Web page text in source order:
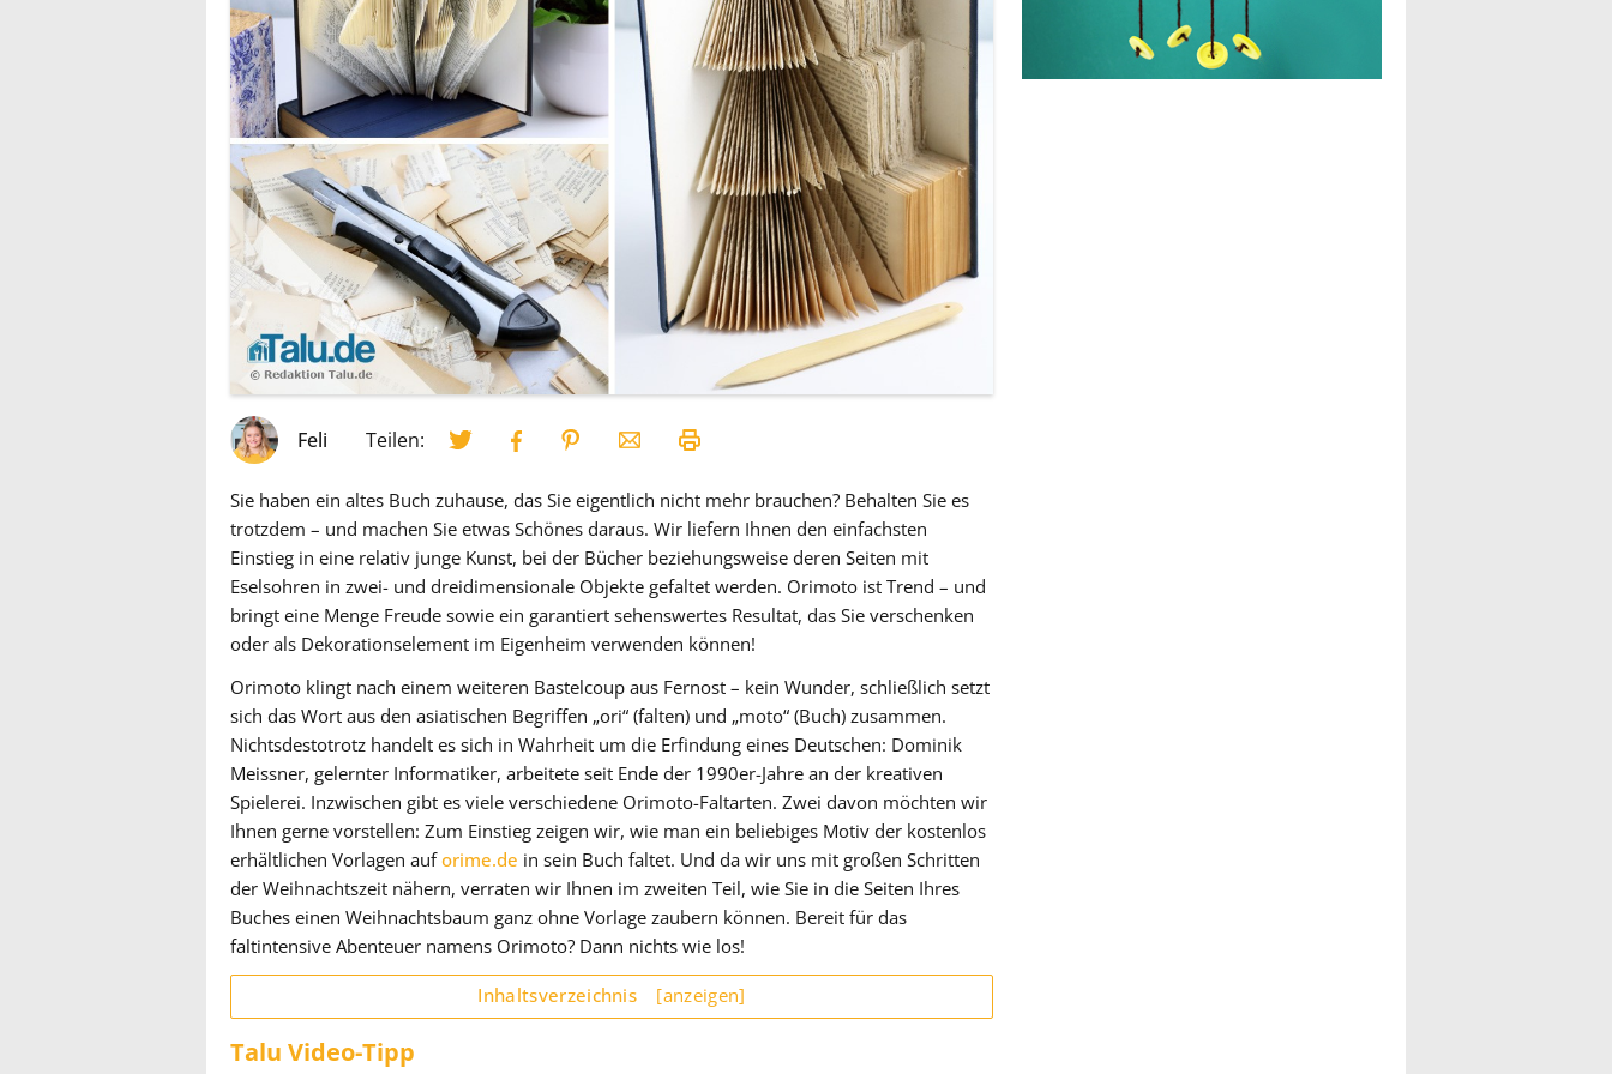
Feli Teilen:
Sie haben ein altes Buch zuhause, das Sie eigentlich nicht mehr brauchen? Behalten Sie es
trotzdem – und machen Sie etwas Schönes daraus. Wir liefern Ihnen den einfachsten
Einstieg in eine relativ junge Kunst, bei der Bücher beziehungsweise deren Seiten mit
Eselsohren in zwei- und dreidimensionale Objekte gefaltet werden. Orimoto ist Trend – und
bringt eine Menge Freude sowie ein garantiert sehenswertes Resultat, das Sie verschenken
oder als Dekorationselement im Eigenheim verwenden können!
Orimoto klingt nach einem weiteren Bastelcoup aus Fernost – kein Wunder, schließlich setzt
sich das Wort aus den asiatischen Begriffen „ori“ (falten) und „moto“ (Buch) zusammen.
Nichtsdestotrotz handelt es sich in Wahrheit um die Erfindung eines Deutschen: Dominik
Meissner, gelernter Informatiker, arbeitete seit Ende der 1990er-Jahre an der kreativen
Spielerei. Inzwischen gibt es viele verschiedene Orimoto-Faltarten. Zwei davon möchten wir
Ihnen gerne vorstellen: Zum Einstieg zeigen wir, wie man ein beliebiges Motiv der kostenlos
erhältlichen Vorlagen auf orime.de in sein Buch faltet. Und da wir uns mit großen Schritten
der Weihnachtszeit nähern, verraten wir Ihnen im zweiten Teil, wie Sie in die Seiten Ihres
Buches einen Weihnachtsbaum ganz ohne Vorlage zaubern können. Bereit für das
faltintensive Abenteuer namens Orimoto? Dann nichts wie los!
Inhaltsverzeichnis [anzeigen]
Talu Video-Tipp